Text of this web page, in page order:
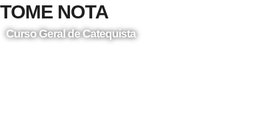
TOME NOTA
Curso Geral de Catequista